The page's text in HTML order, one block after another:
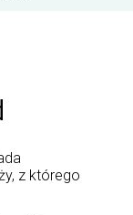
z którego